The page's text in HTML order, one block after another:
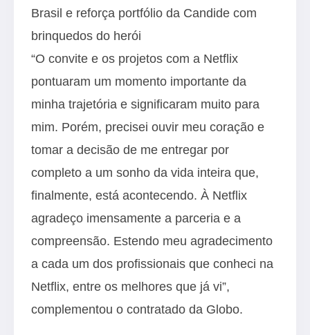
Brasil e reforça portfólio da Candide com
brinquedos do herói
“O convite e os projetos com a Netflix
pontuaram um momento importante da
minha trajetória e significaram muito para
mim. Porém, precisei ouvir meu coração e
tomar a decisão de me entregar por
completo a um sonho da vida inteira que,
finalmente, está acontecendo. À Netflix
agradeço imensamente a parceria e a
compreensão. Estendo meu agradecimento
a cada um dos profissionais que conheci na
Netflix, entre os melhores que já vi”,
complementou o contratado da Globo.